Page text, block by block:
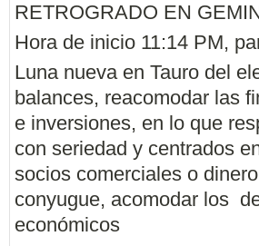
RETROGRADO EN
Hora de inicio 11:14 PM,
Luna nueva en Tauro del
balances, reacomodar las
e inversiones, en lo que
con seriedad y centrados
socios comerciales o
conyugue, acomodar los
económicos